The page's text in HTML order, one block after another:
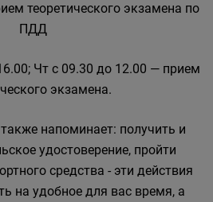
теоретического экзамена по
ПДД
Чт с 09.30 до 12.00 — прием
экзамена.
также напоминает: получить и
удостоверение, пройти
средства - эти действия
на удобное для вас время, а